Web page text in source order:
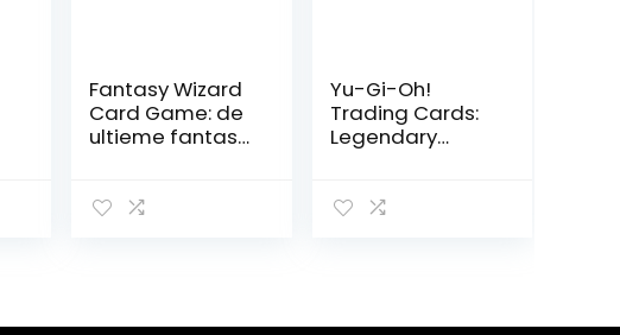
Fantasy Wizard
Card Game: de
ultieme fantasy
Yu-Gi-Oh!
Trading Cards:
Legendary
Multi kleuren